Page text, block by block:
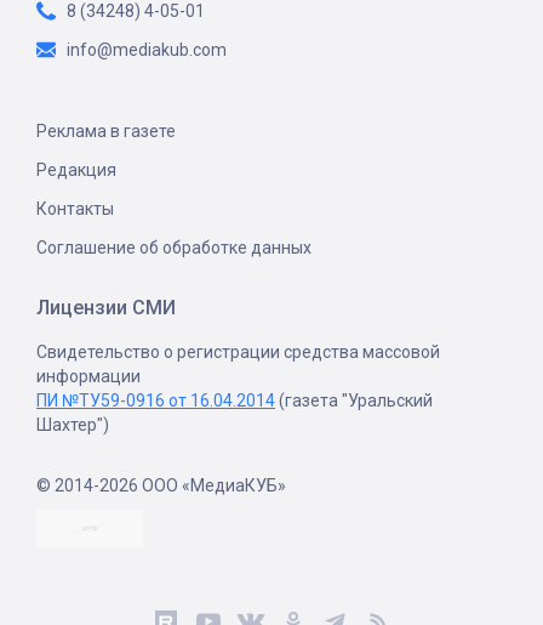
8 (34248) 4-05-01
info@mediakub.com
Реклама в газете
Редакция
Контакты
Соглашение об обработке данных
Лицензии СМИ
Свидетельство о регистрации средства массовой
информации
ПИ №ТУ59-0916 от 16.04.2014(газета "Уральский
Шахтер")
© 2014-2026 ООО «МедиаКУБ»